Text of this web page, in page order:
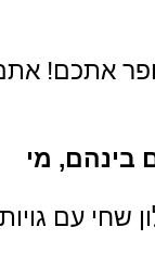
אתכם!
בינהם, מי
שחי עם